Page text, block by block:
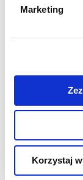
Marketing
Korzystaj
spółki i
publikacje